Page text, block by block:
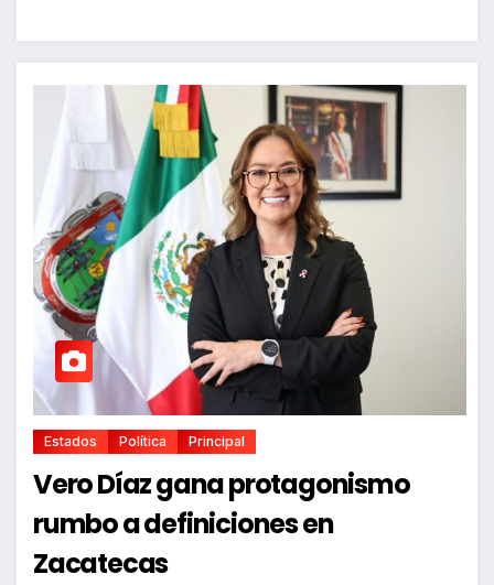
Estados Política Principal
Vero Díaz gana protagonismo
rumbo a definiciones en
Zacatecas